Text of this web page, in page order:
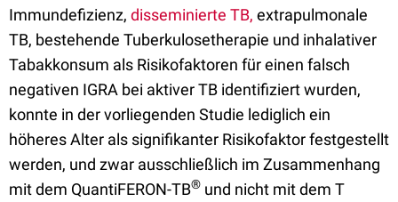
Immundefizienz, disseminierte TB, extrapulmonale
TB, bestehende Tuberkulosetherapie und inhalativer
Tabakkonsum als Risikofaktoren für einen falsch
negativen IGRA bei aktiver TB identifiziert wurden,
konnte in der vorliegenden Studie lediglich ein
höheres Alter als signifikanter Risikofaktor festgestellt
werden, und zwar ausschließlich im Zusammenhang
mit dem QuantiFERON-TB® und nicht mit dem T